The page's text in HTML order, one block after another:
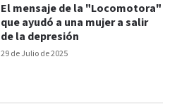
29 de Julio de 2025
El mensaje de la "Locomotora"
que ayudó a una mujer a salir
de la depresión